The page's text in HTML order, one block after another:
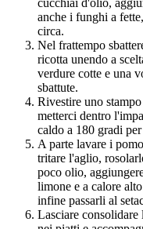
anche i funghi a
circa.
Nel frattempo
ricotta unendo a
verdure cotte e una
sbattute.
Rivestire uno
metterci dentro
caldo a 180 gradi
A parte lavare i
tritare l'aglio,
poco olio,
limone e a calore
infine passarli al
Lasciare